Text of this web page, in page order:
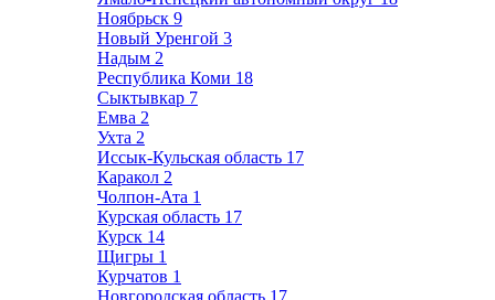
Ноябрьск 9
Новый Уренгой 3
Надым 2
Республика Коми 18
Сыктывкар 7
Емва 2
Ухта 2
Иссык-Кульская область 17
Каракол 2
Чолпон-Ата 1
Курская область 17
Курск 14
Щигры 1
Курчатов 1
Новгородская область 17